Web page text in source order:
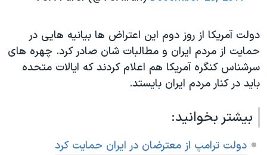
دولت آمریکا از روز دوم این اعتراض ها بیانیه هایی در
حمایت از مردم ایران و مطالبات شان صادر کرد. چهره های
سرشناس کنگره آمریکا هم اعلام کردند که ایالات متحده
باید در کنار مردم ایران بایستد.
بیشتر بخوانید:
دولت ترامپ از معترضان در ایران حمایت کرد